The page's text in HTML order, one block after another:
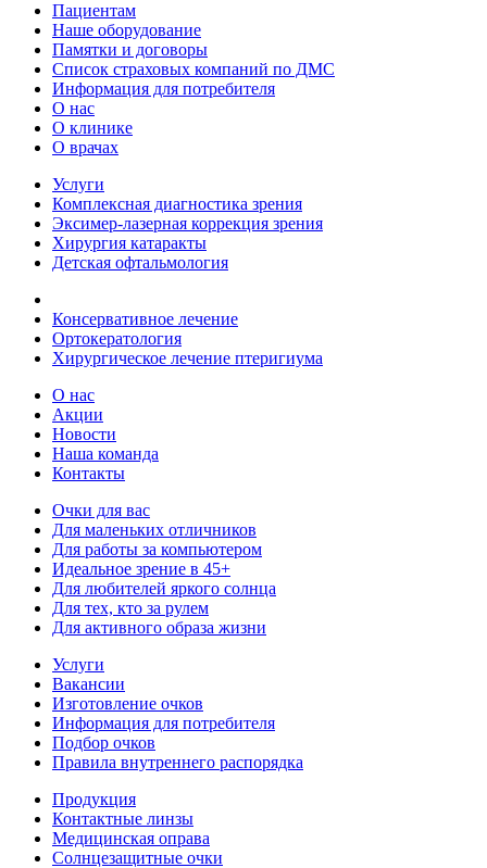
Пациентам
Наше оборудование
Памятки и договоры
Список страховых компаний по ДМС
Информация для потребителя
О нас
О клинике
О врачах
Услуги
Комплексная диагностика зрения
Эксимер-лазерная коррекция зрения
Хирургия катаракты
Детская офтальмология
Консервативное лечение
Ортокератология
Хирургическое лечение птеригиума
О нас
Акции
Новости
Наша команда
Контакты
Очки для вас
Для маленьких отличников
Для работы за компьютером
Идеальное зрение в 45+
Для любителей яркого солнца
Для тех, кто за рулем
Для активного образа жизни
Услуги
Вакансии
Изготовление очков
Информация для потребителя
Подбор очков
Правила внутреннего распорядка
Продукция
Контактные линзы
Медицинская оправа
Солнцезащитные очки